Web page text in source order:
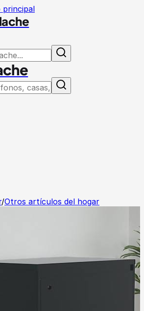
principal
/Otros artículos del hogar